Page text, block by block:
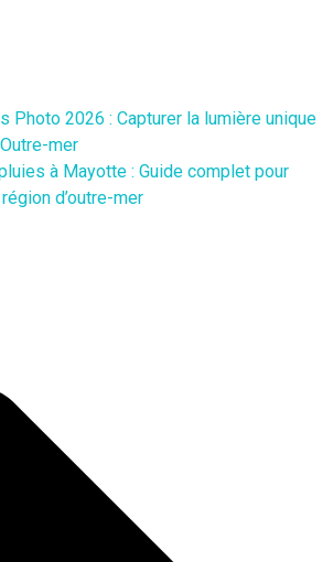
Photo 2026 : Capturer la lumière unique
mer
à Mayotte : Guide complet pour
d’outre-mer